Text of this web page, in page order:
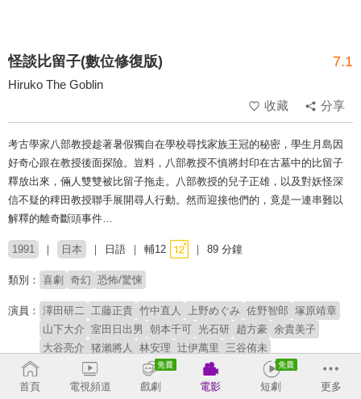
怪談比留子(數位修復版) 7.1
Hiruko The Goblin
收藏
分享
考古學家八部教授趁著暑假獨自在學校尋找家族王冠的秘密，學生月島因
好奇心跟在教授後面探險。豈料，八部教授不慎將封印在古墓中的比留子
釋放出來，倆人雙雙被比留子拖走。八部教授的兒子正雄，以及對妖怪深
信不疑的稗田教授聯手展開尋人行動。然而迎接他們的，竟是一連串難以
解釋的離奇斷頭事件…
1991 日本 日語 輔12 89 分鐘
類別： 喜劇 奇幻 恐怖/驚悚
演員： 澤田研二 工藤正貴 竹中直人 上野めぐみ 佐野智郎 塚原靖章
山下大介 室田日出男 朝本千可 光石研 趙方豪 余貴美子
大谷亮介 猪瀨將人 林安理 辻伊萬里 三谷侑未
導演： 塚本晉也
首頁 電視頻道 戲劇 電影 短劇 更多